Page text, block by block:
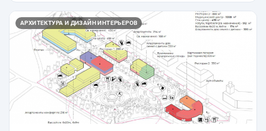
АРХИТЕКТУРА И ДИЗАЙН ИНТЕРЬЕРОВ